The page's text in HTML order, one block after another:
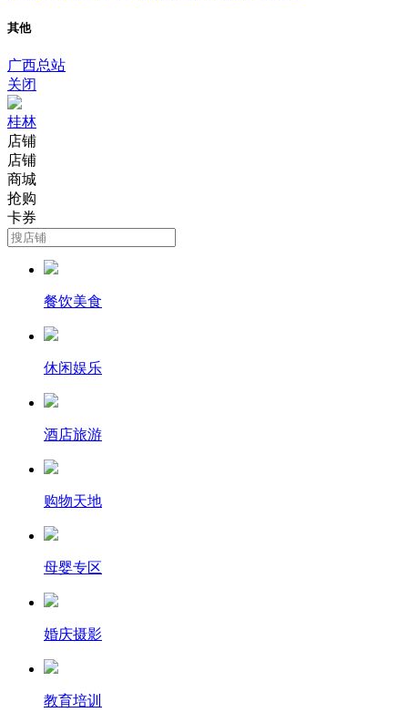
其他
广西总站
关闭
桂林
店铺
店铺
商城
抢购
卡券
餐饮美食
休闲娱乐
酒店旅游
购物天地
母婴专区
婚庆摄影
教育培训